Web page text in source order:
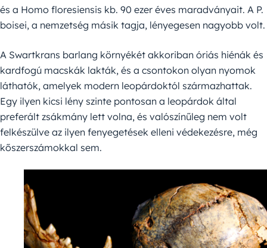
és a Homo floresiensis kb. 90 ezer éves maradványait. A P.
boisei, a nemzetség másik tagja, lényegesen nagyobb volt.
A Swartkrans barlang környékét akkoriban óriás hiénák és
kardfogú macskák lakták, és a csontokon olyan nyomok
láthatók, amelyek modern leopárdoktól származhattak.
Egy ilyen kicsi lény szinte pontosan a leopárdok által
preferált zsákmány lett volna, és valószínűleg nem volt
felkészülve az ilyen fenyegetések elleni védekezésre, még
kőszerszámokkal sem.